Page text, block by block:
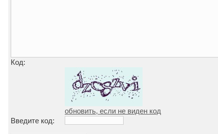
Код:
обновить, если не виден код
Введите код: